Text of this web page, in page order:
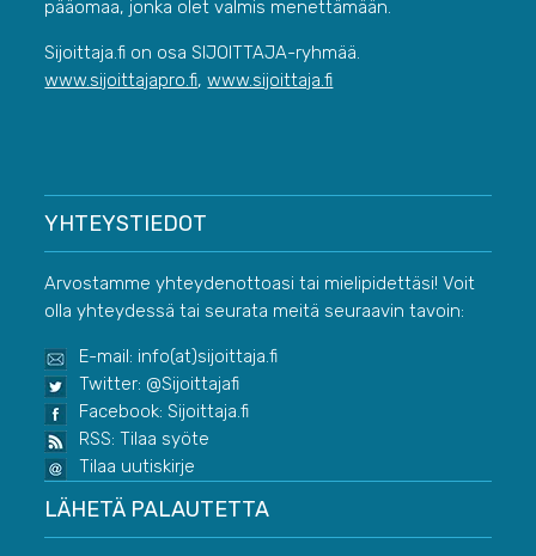
pääomaa, jonka olet valmis menettämään.
Sijoittaja.fi on osa SIJOITTAJA-ryhmää.
www.sijoittajapro.fi,www.sijoittaja.fi
YHTEYSTIEDOT
Arvostamme yhteydenottoasi tai mielipidettäsi! Voit
olla yhteydessä tai seurata meitä seuraavin tavoin:
E-mail: info(at)sijoittaja.fi
Twitter: @Sijoittajafi
Facebook: Sijoittaja.fi
RSS: Tilaa syöte
Tilaa uutiskirje
LÄHETÄ PALAUTETTA